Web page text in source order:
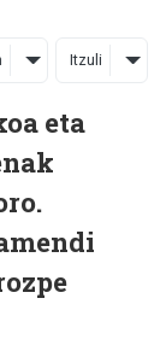
Itzuli
eta